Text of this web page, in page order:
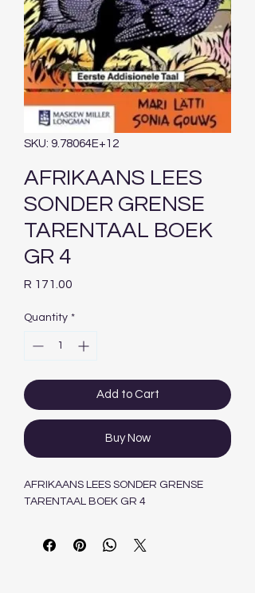
SKU: 9.78064E+12
AFRIKAANS LEES
SONDER GRENSE
TARENTAAL BOEK
GR 4
R 171.00
Quantity *
Add to Cart
Buy Now
AFRIKAANS LEES SONDER GRENSE
TARENTAAL BOEK GR 4